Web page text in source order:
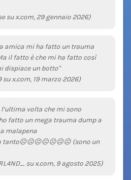
su x.com, 29 gennaio 2026)
amica mi ha fatto un trauma
il fatto è che mi ha fatto così
dispiace un botto"
su x.com, 19 marzo 2026)
volta che mi sono
fatto un mega trauma dump a
malapena
tanto☹️☹️☹️☹️☹️☹️☹️ (sono un
su x.com, 9 agosto 2025)